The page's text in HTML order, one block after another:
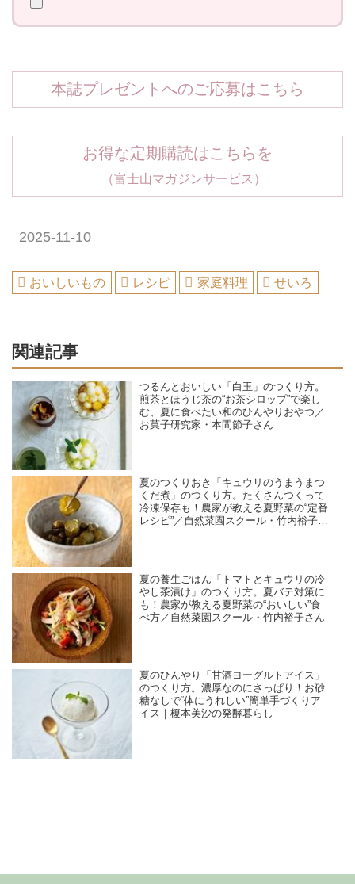
本誌プレゼントへのご応募はこちら
お得な定期購読はこちらを
（富士山マガジンサービス）
2025-11-10
おいしいもの レシピ 家庭料理 せいろ
関連記事
つるんとおいしい「白玉」のつくり方。
煎茶とほうじ茶の“お茶シロップ”で楽し
む、夏に食べたい和のひんやりおやつ／
お菓子研究家・本間節子さん
夏のつくりおき「キュウリのうまうまつ
くだ煮」のつくり方。たくさんつくって
冷凍保存も！農家が教える夏野菜の“定番
レシピ”／自然菜園スクール・竹内裕子さ
夏の養生ごはん「トマトとキュウリの冷
やし茶漬け」のつくり方。夏バテ対策に
も！農家が教える夏野菜の“おいしい”食
べ方／自然菜園スクール・竹内裕子さん
夏のひんやり「甘酒ヨーグルトアイス」
のつくり方。濃厚なのにさっぱり！お砂
糖なしで“体にうれしい”簡単手づくりア
イス｜榎本美沙の発酵暮らし